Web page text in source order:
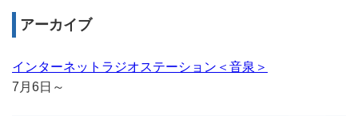
アーカイブ
インターネットラジオステーション＜音泉＞
7月6日～